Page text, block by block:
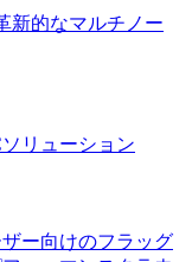
新的なマルチノー
リューション
ー向けのフラッグ